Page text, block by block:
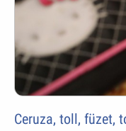
Ceruza, toll, füzet,